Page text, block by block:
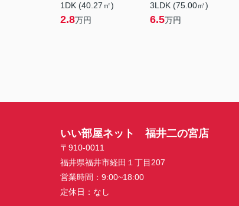
1DK (40.27㎡)
2.8万円
3LDK (75.00㎡)
6.5万円
いい部屋ネット 福井二の宮店
〒910-0011
福井県福井市経田１丁目207
営業時間： 9:00~18:00
定休日： なし